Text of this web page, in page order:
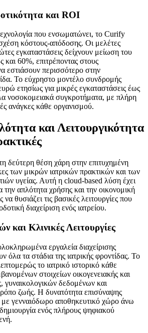
και ROI
που ενσωματώνει, το Curify
κόστους-απόδοσης. Οι μελέτες
εγκαταστάσεις δείχνουν μείωση του
και 60%, επιτρέποντας στους
εστιάσουν περισσότερο στην
Το εύχρηστο μοντέλο συνδρομής
ετησίως για μικρές εγκαταστάσεις έως
νοσοκομειακά συγκροτήματα, με πλήρη
ανάγκες κάθε οργανισμού.
και Λειτουργικότητα
δεύτερη θέση χάρη στην επιτυχημένη
των μικρών ιατρικών πρακτικών και των
υγείας. Αυτή η cloud-based λύση έχει
την απλότητα χρήσης και την οικονομική
θυσιάζει τις βασικές λειτουργίες που
διαχείριση ενός ιατρείου.
και Κλινικές Λειτουργίες
εργαλεία διαχείρισης
όλα τα στάδια της ιατρικής φροντίδας. Το
το ιατρικό ιστορικό κάθε
στοιχείων οικογενειακής και
γυναικολογικών δεδομένων και
ζωής. Η δυνατότητα επισύναψης
γενναιόδωρο αποθηκευτικό χώρο άνω
ενός πλήρους ψηφιακού